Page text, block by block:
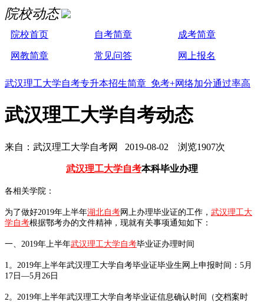
院校动态
院校首页 自考简章 成考简章
网教简章 常见问答 网上报名
武汉理工大学自考专升本招生简章 免考+网络加分通过率高
武汉理工大学自考动态
来自：武汉理工大学自考网 2019-08-02 浏览1907次
武汉理工大学自考本科毕业办理
各相关学院：
为了做好2019年上半年湖北自考网上办理毕业证的工作， 武汉理工大
学自考根据鄂考办的文件精神，现就有关事项通知如下：
一、2019年上半年武汉理工大学自考毕业证办理时间
1。2019年上半年武汉理工大学自考毕业证毕业生网上申报时间：5月
17日—5月26日
2。2019年上半年武汉理工大学自考毕业证信息确认时间（交档案时